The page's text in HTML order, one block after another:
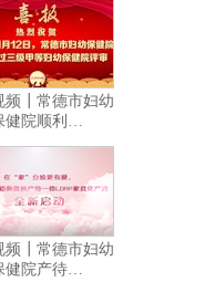
频┃常德市妇幼
健院顺利…
频┃常德市妇幼
健院产待…